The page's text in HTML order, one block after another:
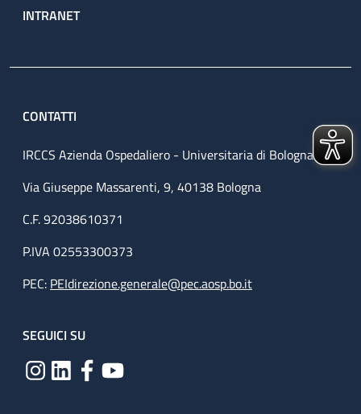
INTRANET
CONTATTI
IRCCS Azienda Ospedaliero - Universitaria di Bologna
Via Giuseppe Massarenti, 9, 40138 Bologna
C.F. 92038610371
P.IVA 02553300373
PEC: PEIdirezione.generale@pec.aosp.bo.it
SEGUICI SU